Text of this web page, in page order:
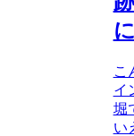
こ
イ
堀
い